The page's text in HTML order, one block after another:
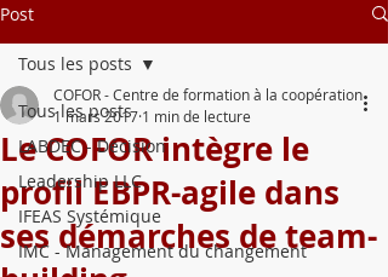
Post
Tous les posts
LABDEC - Décision
Leadership LLC
IFEAS Systémique
IMC - Management du changement
Tous les posts
Le COFOR intègre le
profil EBPR-agile dans
ses démarches de team-
COFOR - Centre de formation à la coopération
1 mars 2017 1 min de lecture